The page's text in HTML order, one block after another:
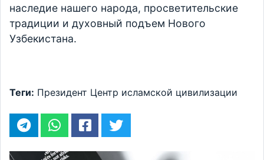
наследие нашего народа, просветительские
традиции и духовный подъем Нового
Узбекистана.
Теги: Президент Центр исламской цивилизации